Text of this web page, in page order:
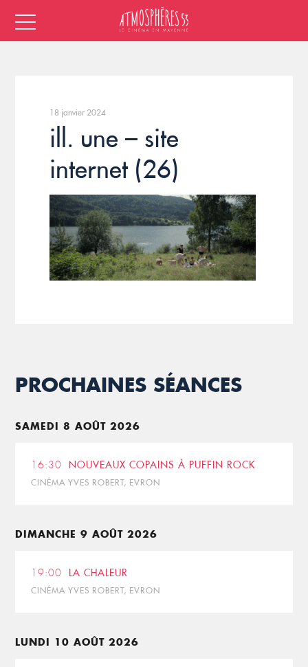
18 janvier 2024
ill. une – site
internet (26)
PROCHAINES SÉANCES
SAMEDI 8 AOÛT 2026
16:30 NOUVEAUX COPAINS À PUFFIN ROCK
CINÉMA YVES ROBERT, EVRON
DIMANCHE 9 AOÛT 2026
19:00 LA CHALEUR
CINÉMA YVES ROBERT, EVRON
LUNDI 10 AOÛT 2026